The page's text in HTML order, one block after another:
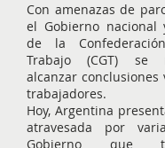
Con amenazas de
el Gobierno
de la
Trabajo (CGT) se
alcanzar conclusiones
trabajadores.
Hoy, Argentina
atravesada por
Gobierno que